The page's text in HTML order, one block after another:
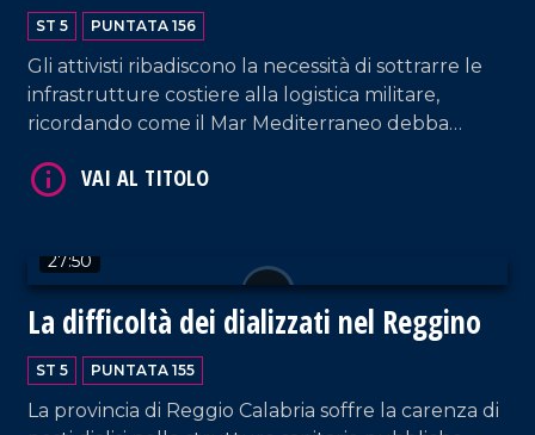
ST 5 PUNTATA 156
Gli attivisti ribadiscono la necessità di sottrarre le
infrastrutture costiere alla logistica militare,
ricordando come il Mar Mediterraneo debba
Interventi da parte del sindaco di Cetraro,
Arcavacata per l'accesso e il sostegno agli studenti
rifugiati; del giornalista palestinese Bassam Saleh.
Approfondimento in esterna a cura di Francesco
La Luna.
27:50
La difficoltà dei dializzati nel Reggino
ST 5 PUNTATA 155
La provincia di Reggio Calabria soffre la carenza di
VAI AL TITOLO
VAI AL TITOLO